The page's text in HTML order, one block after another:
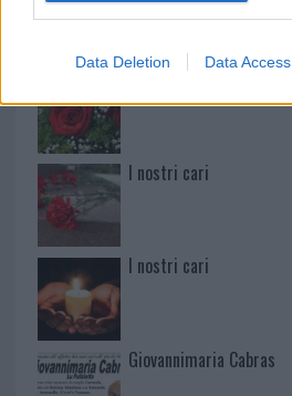
Data Deletion Data Access
I nostri cari
I nostri cari
I nostri cari
Giovannimaria Cabras